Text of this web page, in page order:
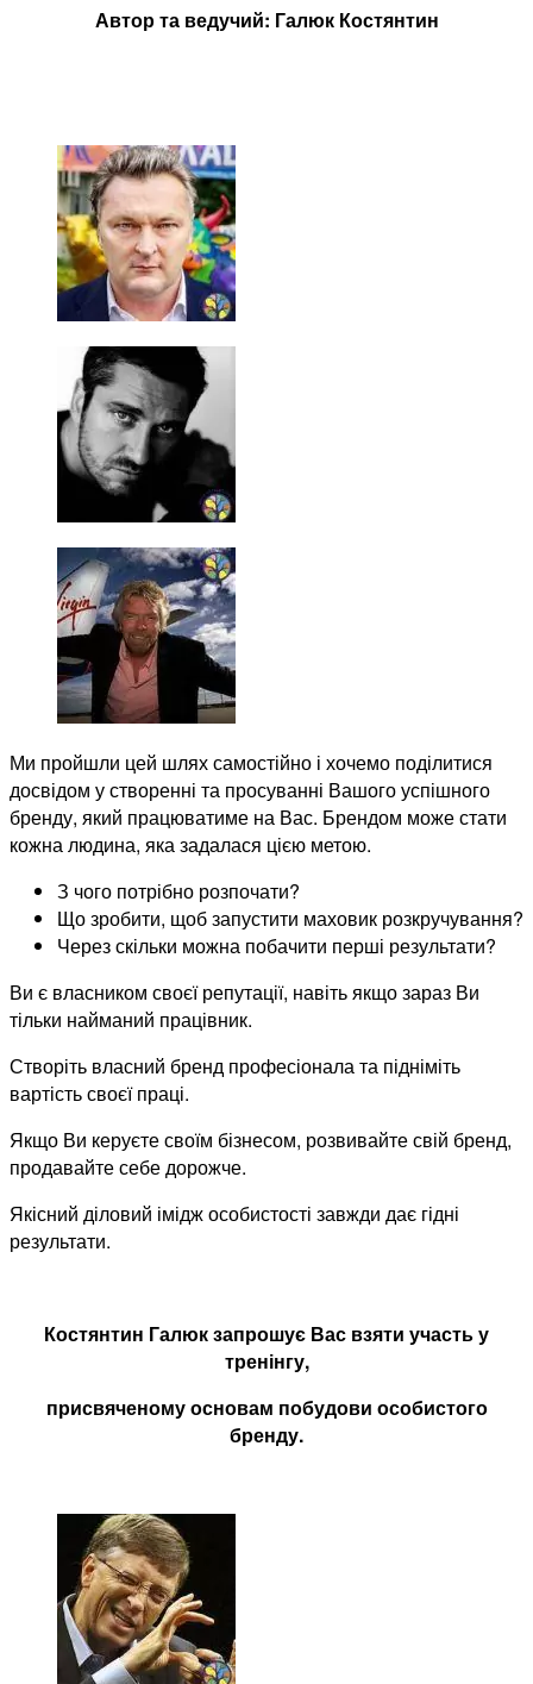
Автор та ведучий: Галюк Костянтин
Ми пройшли цей шлях самостійно і хочемо поділитися
досвідом у створенні та просуванні Вашого успішного
бренду, який працюватиме на Вас. Брендом може стати
кожна людина, яка задалася цією метою.
З чого потрібно розпочати?
Що зробити, щоб запустити маховик розкручування?
Через скільки можна побачити перші результати?
Ви є власником своєї репутації, навіть якщо зараз Ви
тільки найманий працівник.
Створіть власний бренд професіонала та підніміть
вартість своєї праці.
Якщо Ви керуєте своїм бізнесом, розвивайте свій бренд,
продавайте себе дорожче.
Якісний діловий імідж особистості завжди дає гідні
результати.
Костянтин Галюк запрошує Вас взяти участь у
тренінгу,
присвяченому основам побудови особистого
бренду.